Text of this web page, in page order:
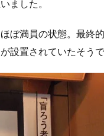
ました。
ぼ満員の状態。最終
設置されていたそうで